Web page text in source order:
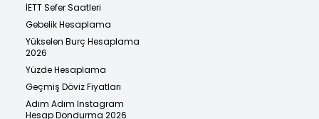
İETT Sefer Saatleri
Gebelik Hesaplama
Yükselen Burç Hesaplama
2026
Yüzde Hesaplama
Geçmiş Döviz Fiyatları
Adım Adım Instagram
Hesap Dondurma 2026